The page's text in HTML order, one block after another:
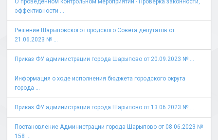
О проведенном контрольном мероприятии - Проверка законности,
эффективности ...
Решение Шарыповского городского Совета депутатов от
21.06.2023 № ...
Приказ ФУ администрации города Шарыпово от 20.09.2023 № ...
Информация о ходе исполнения бюджета городского округа
города ...
Приказ ФУ администрации города Шарыпово от 13.06.2023 № ...
Постановление Администрации города Шарыпово от 08.06.2023 №
158 ...